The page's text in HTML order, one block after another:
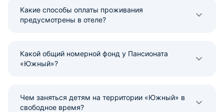
Какие способы оплаты проживания
предусмотрены в отеле?
Какой общий номерной фонд у Пансионата
«Южный»?
Чем заняться детям на территории «Южный» в
свободное время?